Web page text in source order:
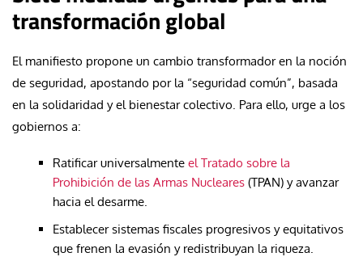
transformación global
El manifiesto propone un cambio transformador en la noción
de seguridad, apostando por la “seguridad común”, basada
en la solidaridad y el bienestar colectivo. Para ello, urge a los
gobiernos a:
Ratificar universalmente el Tratado sobre la
Prohibición de las Armas Nucleares (TPAN) y avanzar
hacia el desarme.
Establecer sistemas fiscales progresivos y equitativos
que frenen la evasión y redistribuyan la riqueza.